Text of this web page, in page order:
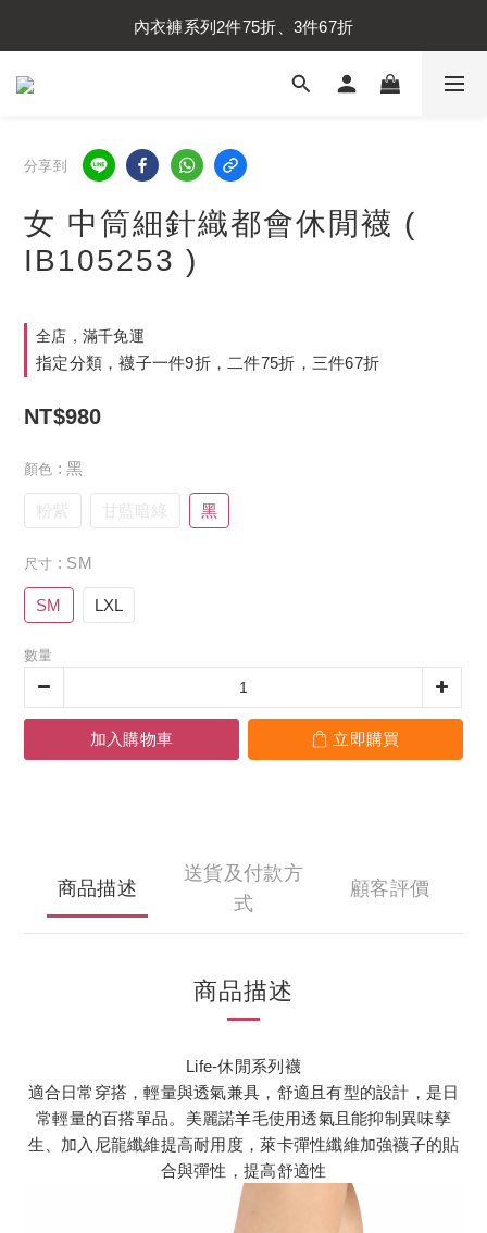
內衣褲系列2件75折、3件67折
內衣褲系列2件75折、3件67折
襪子系列2件75折、3件67折
分享到
女 中筒細針織都會休閒襪 (
IB105253 )
全店，滿千免運
指定分類，襪子一件9折，二件75折，三件67折
NT$980
顏色 : 黑
粉紫 甘藍暗綠 黑
尺寸 : SM
SM LXL
數量
加入購物車 立即購買
商品描述
送貨及付款方
式
顧客評價
商品描述
Life-休閒系列襪
適合日常穿搭，輕量與透氣兼具，舒適且有型的設計，是日
常輕量的百搭單品。美麗諾羊毛使用透氣且能抑制異味孳
生、加入尼龍纖維提高耐用度，萊卡彈性纖維加強襪子的貼
合與彈性，提高舒適性